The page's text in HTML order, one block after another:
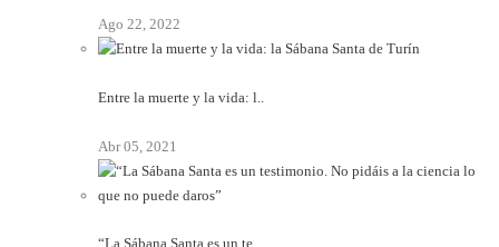
Ago 22, 2022
Entre la muerte y la vida: l..
Abr 05, 2021
“La Sábana Santa es un te..